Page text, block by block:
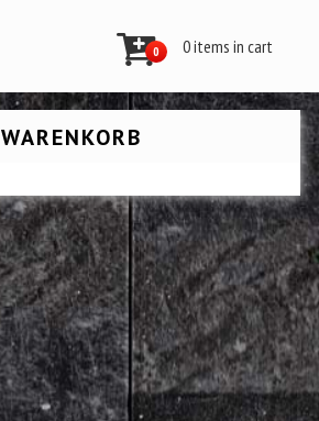
0 0 items in cart
WARENKORB